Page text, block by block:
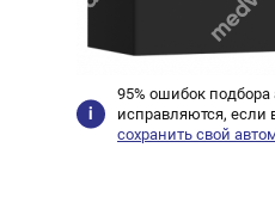
95% ошибок подбора
исправляются, если
сохранить свой